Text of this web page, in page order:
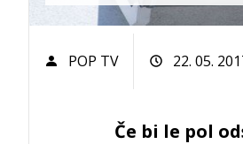
POP TV 22. 05.
Če bi le pol